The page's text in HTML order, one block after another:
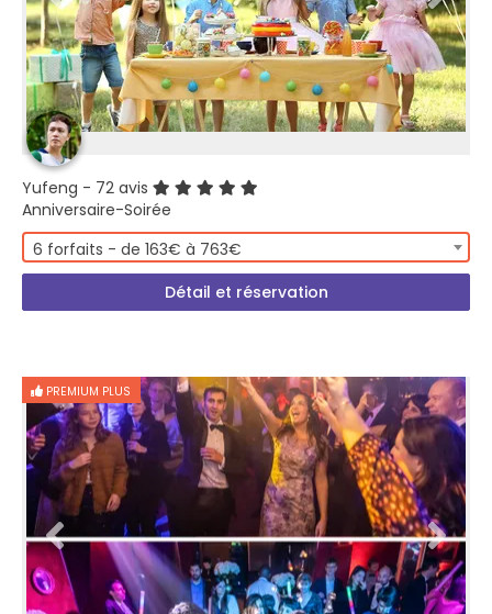
Yufeng - 72 avis
Anniversaire-Soirée
6 forfaits - de 163€ à 763€
Détail et réservation
PREMIUM PLUS